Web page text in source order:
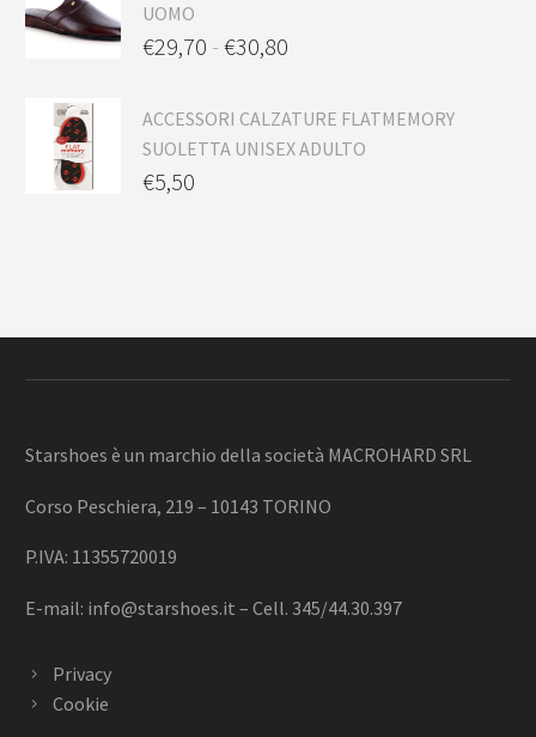
UOMO
€29,70 - €30,80
ACCESSORI CALZATURE FLATMEMORY
SUOLETTA UNISEX ADULTO
€5,50
Starshoes è un marchio della società MACROHARD SRL
Corso Peschiera, 219 – 10143 TORINO
P.IVA: 11355720019
E-mail: info@starshoes.it – Cell. 345/44.30.397
Privacy
Cookie